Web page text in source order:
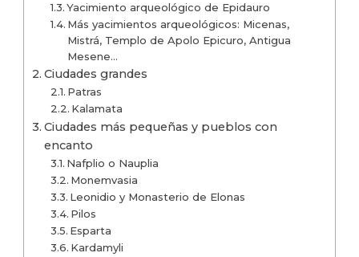
Yacimiento arqueológico de Epidauro
Más yacimientos arqueológicos: Micenas,
Mistrá, Templo de Apolo Epicuro, Antigua
Mesene…
Ciudades grandes
Patras
Kalamata
Ciudades más pequeñas y pueblos con
encanto
Nafplio o Nauplia
Monemvasia
Leonidio y Monasterio de Elonas
Pilos
Esparta
Kardamyli